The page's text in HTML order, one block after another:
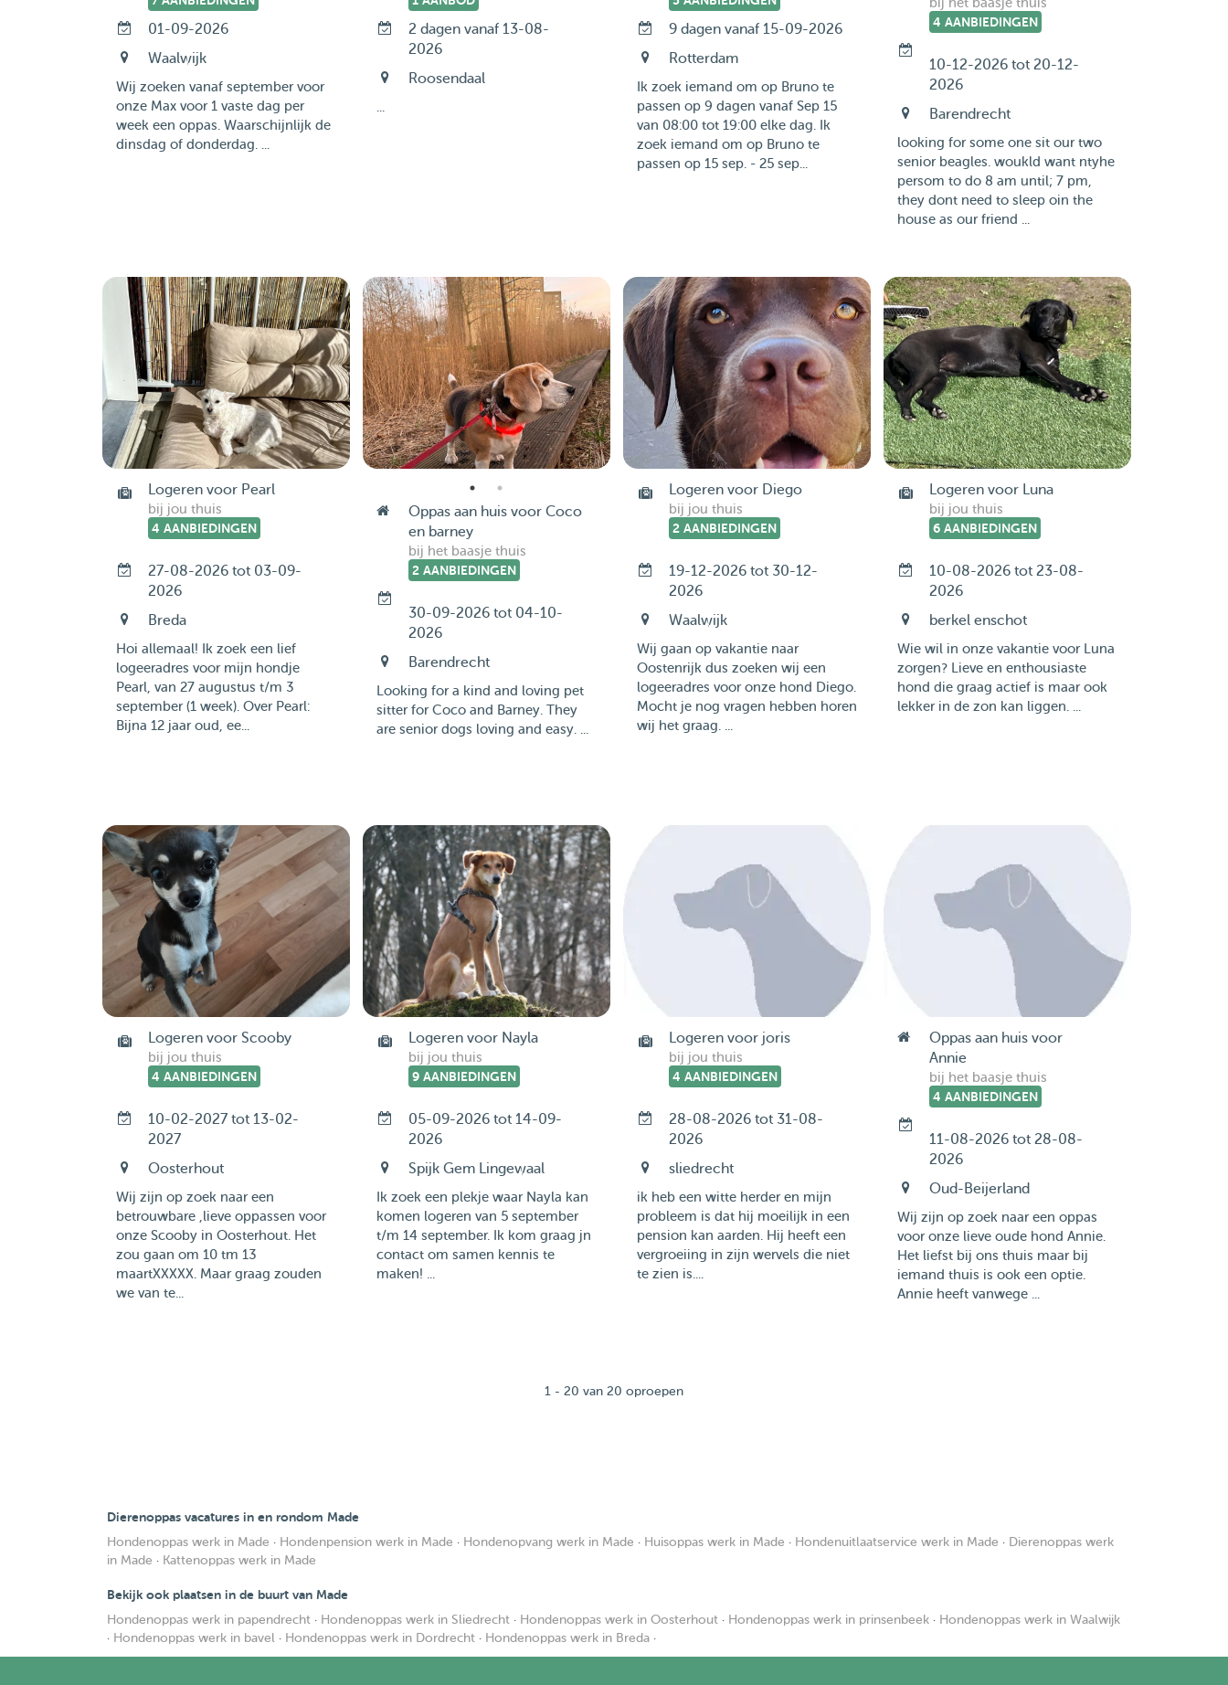
01-09-2026
Waalwijk
Wij zoeken vanaf september voor
onze Max voor 1 vaste dag per
week een oppas. Waarschijnlijk de
dinsdag of donderdag. ...
2 dagen vanaf 13-08-
2026
Roosendaal
...
9 dagen vanaf 15-09-2026
Rotterdam
Ik zoek iemand om op Bruno te
passen op 9 dagen vanaf Sep 15
van 08:00 tot 19:00 elke dag. Ik
zoek iemand om op Bruno te
passen op 15 sep. - 25 sep...
bij het baasje thuis
4 AANBIEDINGEN
10-12-2026 tot 20-12-
2026
Barendrecht
looking for some one sit our two
senior beagles. woukld want ntyhe
persom to do 8 am until; 7 pm,
they dont need to sleep oin the
house as our friend ...
Logeren voor Pearl
bij jou thuis
4 AANBIEDINGEN
27-08-2026 tot 03-09-
2026
Breda
Hoi allemaal! Ik zoek een lief
logeeradres voor mijn hondje
Pearl, van 27 augustus t/m 3
september (1 week). Over Pearl:
Bijna 12 jaar oud, ee...
Oppas aan huis voor Coco
en barney
bij het baasje thuis
2 AANBIEDINGEN
30-09-2026 tot 04-10-
2026
Barendrecht
Looking for a kind and loving pet
sitter for Coco and Barney. They
are senior dogs loving and easy. ...
Logeren voor Diego
bij jou thuis
2 AANBIEDINGEN
19-12-2026 tot 30-12-
2026
Waalwijk
Wij gaan op vakantie naar
Oostenrijk dus zoeken wij een
logeeradres voor onze hond Diego.
Mocht je nog vragen hebben horen
wij het graag. ...
Logeren voor Luna
bij jou thuis
6 AANBIEDINGEN
10-08-2026 tot 23-08-
2026
berkel enschot
Wie wil in onze vakantie voor Luna
zorgen? Lieve en enthousiaste
hond die graag actief is maar ook
lekker in de zon kan liggen. ...
Logeren voor Scooby
bij jou thuis
4 AANBIEDINGEN
10-02-2027 tot 13-02-
2027
Oosterhout
Wij zijn op zoek naar een
betrouwbare ,lieve oppassen voor
onze Scooby in Oosterhout. Het
zou gaan om 10 tm 13
maartXXXXX. Maar graag zouden
we van te...
Logeren voor Nayla
bij jou thuis
9 AANBIEDINGEN
05-09-2026 tot 14-09-
2026
Spijk Gem Lingewaal
Ik zoek een plekje waar Nayla kan
komen logeren van 5 september
t/m 14 september. Ik kom graag jn
contact om samen kennis te
maken! ...
Logeren voor joris
bij jou thuis
4 AANBIEDINGEN
28-08-2026 tot 31-08-
2026
sliedrecht
ik heb een witte herder en mijn
probleem is dat hij moeilijk in een
pension kan aarden. Hij heeft een
vergroeiing in zijn wervels die niet
te zien is....
Oppas aan huis voor
Annie
bij het baasje thuis
4 AANBIEDINGEN
11-08-2026 tot 28-08-
2026
Oud-Beijerland
Wij zijn op zoek naar een oppas
voor onze lieve oude hond Annie.
Het liefst bij ons thuis maar bij
iemand thuis is ook een optie.
Annie heeft vanwege ...
1 - 20 van 20 oproepen
Dierenoppas vacatures in en rondom Made
Hondenoppas werk in Made · Hondenpension werk in Made · Hondenopvang werk in Made · Huisoppas werk in Made · Hondenuitlaatservice werk in Made · Dierenoppas werk
in Made · Kattenoppas werk in Made
Bekijk ook plaatsen in de buurt van Made
Hondenoppas werk in papendrecht · Hondenoppas werk in Sliedrecht · Hondenoppas werk in Oosterhout · Hondenoppas werk in prinsenbeek · Hondenoppas werk in Waalwijk
· Hondenoppas werk in bavel · Hondenoppas werk in Dordrecht · Hondenoppas werk in Breda ·